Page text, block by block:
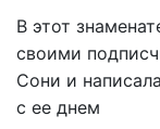
В этот
своими
Сони и
с ее днем